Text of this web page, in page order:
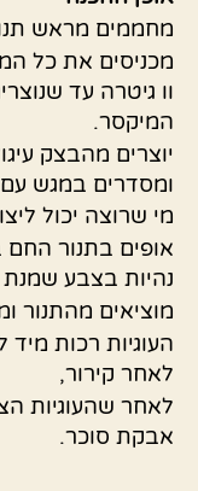
מחממים מראש תנור ל170
מכניסים את כל
וו גיטרה עד
המיקסר.
יוצרים מהבצק
ומסדרים במגש עם
מי שרוצה יכול
אופים בתנור
נהיות בצבע
מוציאים מהתנור
העוגיות רכות
לאחר קירור,
לאחר שהעוגיות
אבקת סוכר.